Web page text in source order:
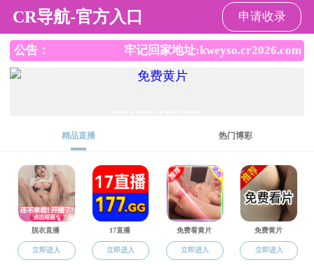
欢迎访问成人导航 ！
成人导航 成人导航概况 师资